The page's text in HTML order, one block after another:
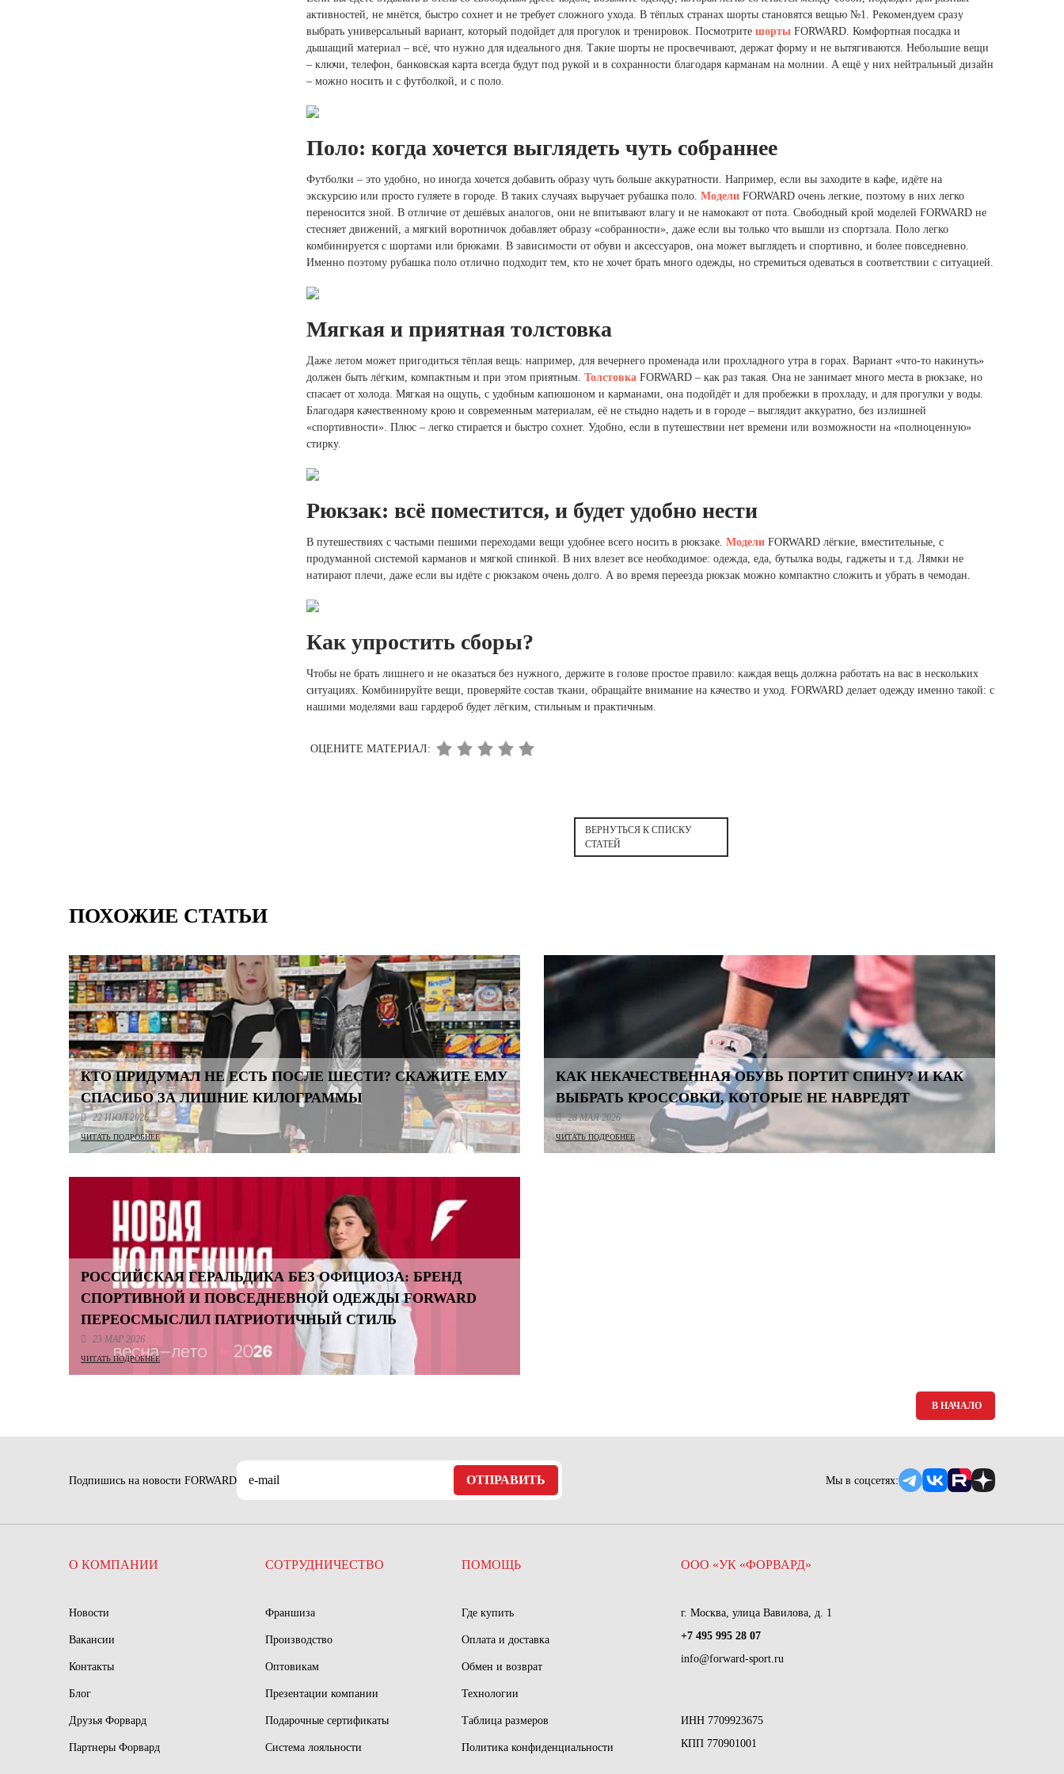
активностей, не мнётся, быстро сохнет и не требует сложного ухода. В тёплых странах шорты становятся вещью №1. Рекомендуем сразу
выбрать универсальный вариант, который подойдет для прогулок и тренировок. Посмотрите шорты FORWARD. Комфортная посадка и
дышащий материал – всё, что нужно для идеального дня. Такие шорты не просвечивают, держат форму и не вытягиваются. Небольшие вещи
– ключи, телефон, банковская карта всегда будут под рукой и в сохранности благодаря карманам на молнии. А ещё у них нейтральный дизайн
– можно носить и с футболкой, и с поло.
Поло: когда хочется выглядеть чуть собраннее
Футболки – это удобно, но иногда хочется добавить образу чуть больше аккуратности. Например, если вы заходите в кафе, идёте на
экскурсию или просто гуляете в городе. В таких случаях выручает рубашка поло. Модели FORWARD очень легкие, поэтому в них легко
переносится зной. В отличие от дешёвых аналогов, они не впитывают влагу и не намокают от пота. Свободный крой моделей FORWARD не
стесняет движений, а мягкий воротничок добавляет образу «собранности», даже если вы только что вышли из спортзала. Поло легко
комбинируется с шортами или брюками. В зависимости от обуви и аксессуаров, она может выглядеть и спортивно, и более повседневно.
Именно поэтому рубашка поло отлично подходит тем, кто не хочет брать много одежды, но стремиться одеваться в соответствии с ситуацией.
Мягкая и приятная толстовка
Даже летом может пригодиться тёплая вещь: например, для вечернего променада или прохладного утра в горах. Вариант «что-то накинуть»
должен быть лёгким, компактным и при этом приятным. Толстовка FORWARD – как раз такая. Она не занимает много места в рюкзаке, но
спасает от холода. Мягкая на ощупь, с удобным капюшоном и карманами, она подойдёт и для пробежки в прохладу, и для прогулки у воды.
Благодаря качественному крою и современным материалам, её не стыдно надеть и в городе – выглядит аккуратно, без излишней
«спортивности». Плюс – легко стирается и быстро сохнет. Удобно, если в путешествии нет времени или возможности на «полноценную»
стирку.
Рюкзак: всё поместится, и будет удобно нести
В путешествиях с частыми пешими переходами вещи удобнее всего носить в рюкзаке. Модели FORWARD лёгкие, вместительные, с
продуманной системой карманов и мягкой спинкой. В них влезет все необходимое: одежда, еда, бутылка воды, гаджеты и т.д. Лямки не
натирают плечи, даже если вы идёте с рюкзаком очень долго. А во время переезда рюкзак можно компактно сложить и убрать в чемодан.
Как упростить сборы?
Чтобы не брать лишнего и не оказаться без нужного, держите в голове простое правило: каждая вещь должна работать на вас в нескольких
ситуациях. Комбинируйте вещи, проверяйте состав ткани, обращайте внимание на качество и уход. FORWARD делает одежду именно такой: с
нашими моделями ваш гардероб будет лёгким, стильным и практичным.
ОЦЕНИТЕ МАТЕРИАЛ:
ВЕРНУТЬСЯ К СПИСКУ
СТАТЕЙ
ПОХОЖИЕ СТАТЬИ
КТО ПРИДУМАЛ НЕ ЕСТЬ ПОСЛЕ ШЕСТИ? СКАЖИТЕ ЕМУ
СПАСИБО ЗА ЛИШНИЕ КИЛОГРАММЫ
22 ИЮЛ 2026
ЧИТАТЬ ПОДРОБНЕЕ
КАК НЕКАЧЕСТВЕННАЯ ОБУВЬ ПОРТИТ СПИНУ? И КАК
ВЫБРАТЬ КРОССОВКИ, КОТОРЫЕ НЕ НАВРЕДЯТ
28 МАЯ 2026
ЧИТАТЬ ПОДРОБНЕЕ
РОССИЙСКАЯ ГЕРАЛЬДИКА БЕЗ ОФИЦИОЗА: БРЕНД
СПОРТИВНОЙ И ПОВСЕДНЕВНОЙ ОДЕЖДЫ FORWARD
ПЕРЕОСМЫСЛИЛ ПАТРИОТИЧНЫЙ СТИЛЬ
23 МАР 2026
ЧИТАТЬ ПОДРОБНЕЕ
В НАЧАЛО
Подпишись на новости FORWARD ОТПРАВИТЬ Мы в соцсетях:
О КОМПАНИИ
Новости
Вакансии
Контакты
Блог
Друзья Форвард
Партнеры Форвард
СОТРУДНИЧЕСТВО
Франшиза
Производство
Оптовикам
Презентации компании
Подарочные сертификаты
Система лояльности
ПОМОЩЬ
Где купить
Оплата и доставка
Обмен и возврат
Технологии
Таблица размеров
Политика конфиденциальности
ООО «УК «ФОРВАРД»
г. Москва, улица Вавилова, д. 1
+7 495 995 28 07
info@forward-sport.ru
ИНН 7709923675
КПП 770901001